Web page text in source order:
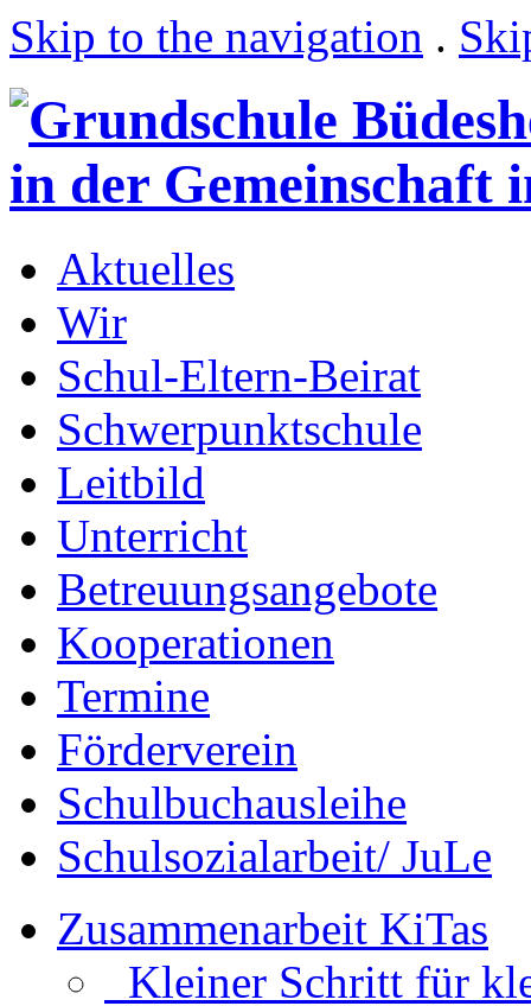
Skip to the navigation .
Aktuelles
Wir
Schul-Eltern-Beirat
Schwerpunktschule
Leitbild
Unterricht
Betreuungsangebote
Kooperationen
Termine
Förderverein
Schulbuchausleihe
Schulsozialarbeit/ JuLe
Zusammenarbeit KiTas
Kleiner Schritt für